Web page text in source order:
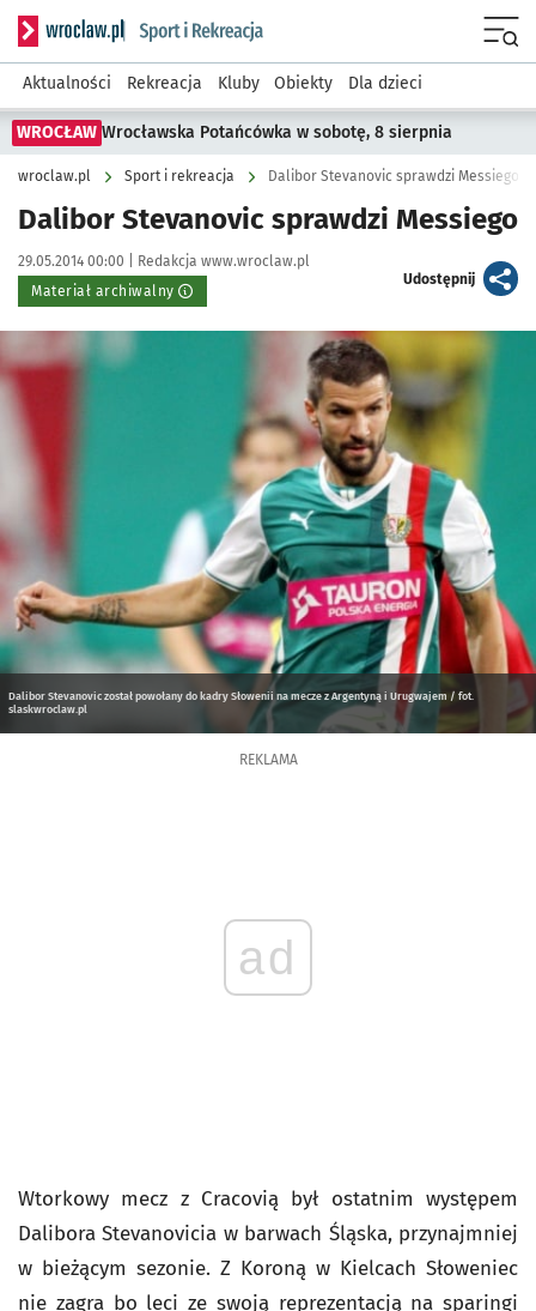
Serwis informacyjny wroclaw.pl podserwis: Sport i rekreacja
Aktualności Rekreacja Kluby Obiekty Dla dzieci
WROCŁAW Wrocławska Potańcówka w sobotę, 8 sierpnia
wroclaw.pl Sport i rekreacja Dalibor Stevanovic sprawdzi Messiego
Dalibor Stevanovic sprawdzi Messiego
Data publikacji:
29.05.2014 00:00 | Autor:
Redakcja www.wroclaw.pl
Materiał archiwalny
Udostępnijartykuł
Dalibor Stevanovic został powołany do kadry Słowenii na mecze z Argentyną i Urugwajem / fot.
slaskwroclaw.pl
REKLAMA
ad
Wtorkowy mecz z Cracovią był ostatnim występem
Dalibora Stevanovicia w barwach Śląska, przynajmniej
w bieżącym sezonie. Z Koroną w Kielcach Słoweniec
nie zagra bo leci ze swoją reprezentacją na sparingi